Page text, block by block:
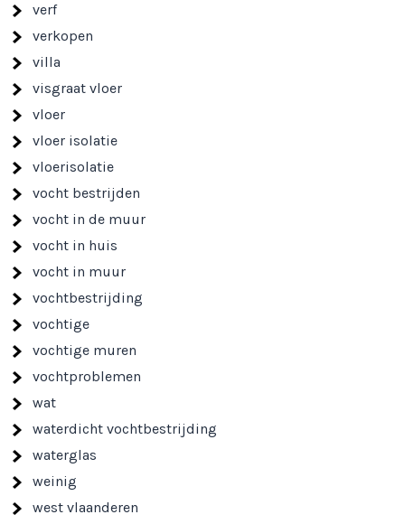
verf
verkopen
villa
visgraat vloer
vloer
vloer isolatie
vloerisolatie
vocht bestrijden
vocht in de muur
vocht in huis
vocht in muur
vochtbestrijding
vochtige
vochtige muren
vochtproblemen
wat
waterdicht vochtbestrijding
waterglas
weinig
west vlaanderen